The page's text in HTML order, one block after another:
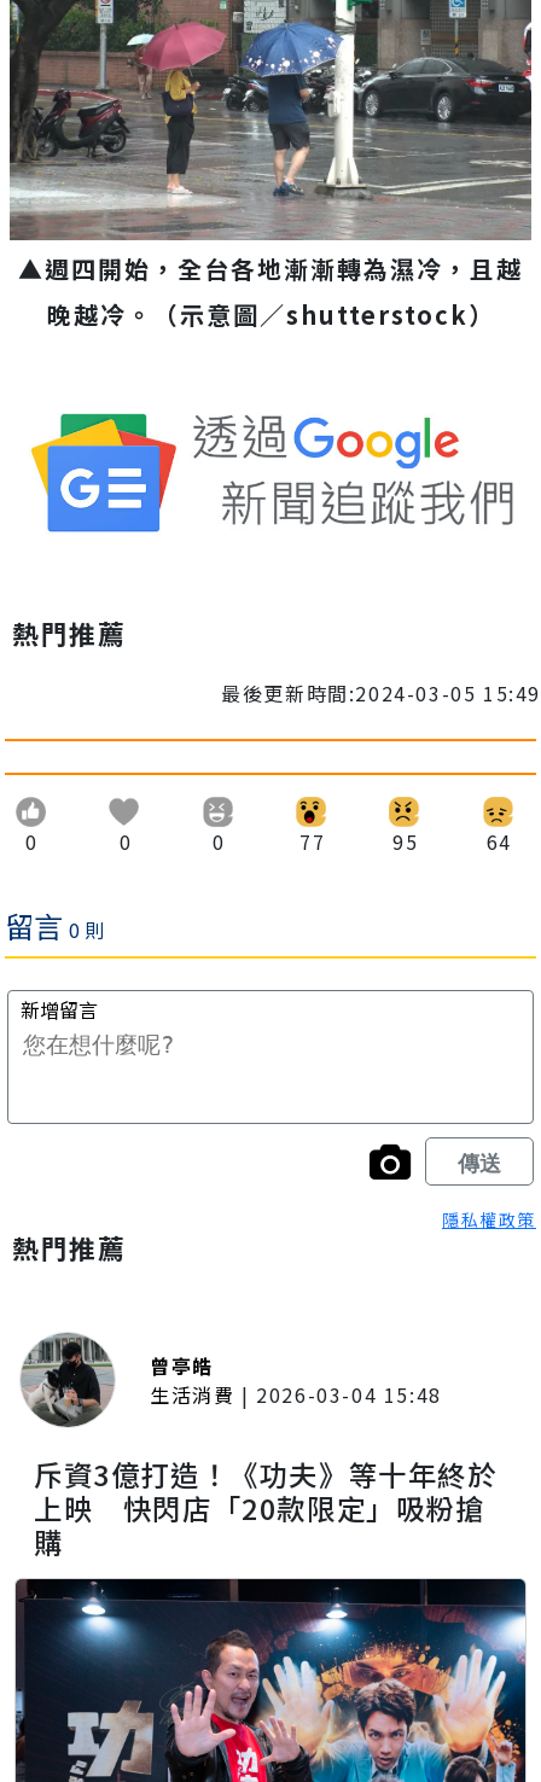
▲週四開始，全台各地漸漸轉為濕冷，且越
晚越冷。（示意圖／shutterstock）
熱門推薦
最後更新時間:2024-03-05 15:49
0 0 0 77 95 64
隱私權政策
熱門推薦
曾亭皓
生活消費 | 2026-03-04 15:48
斥資3億打造！《功夫》等十年終於
上映 快閃店「20款限定」吸粉搶
購